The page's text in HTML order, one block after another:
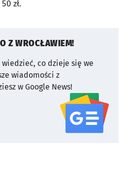
zł.
Z WROCŁAWIEM!
co dzieje się we
wiadomości z
w Google News!
serwisu